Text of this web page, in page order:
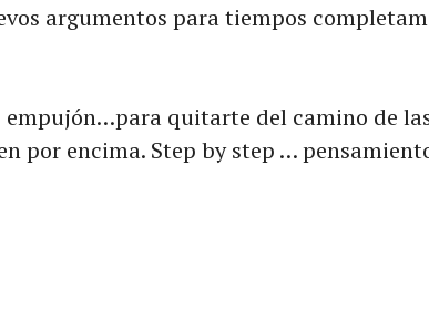
argumentos para tiempos
empujón…para quitarte del camino de
por encima. Step by step …